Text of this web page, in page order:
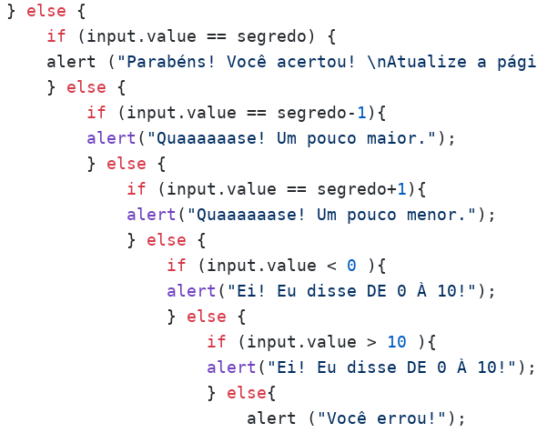
}
else {
if (input. value == segredo) {
alert (
"Parabéns! Você acertou! \nAtualize a
}
else {
if (input. value == segredo- 1){
alert ( "Quaaaaaase! Um pouco maior." );
}
else {
if (input. value == segredo+1){
alert ( "Quaaaaaase! Um pouco menor." );
}
else {
if (input. value < 0 ){
alert ( "Ei! Eu disse DE 0 À 10!" );
}
else {
if (input. value > 10 ){
alert ( "Ei! Eu disse DE 0 À 10!" );
}
else{
alert (
"Você errou!" );